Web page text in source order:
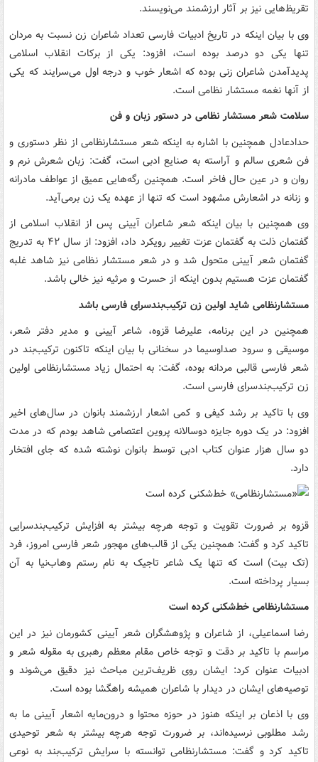
تقریظ‌هایی نیز بر آثار ارزشمند می‌نویسند.
وی با بیان اینکه در تاریخ ادبیات فارسی تعداد شاعران زن نسبت به مردان
تنها یکی دو درصد بوده است، افزود: یکی از برکات انقلاب اسلامی
پدیدآمدن شاعران زنی بوده که اشعار خوب و درجه اول می‌سرایند که یکی
از آنها نغمه مستشار نظامی است.
سلامت شعر مستشار نظامی در دستور زبان و فن
حدادعادل همچنین با اشاره به اینکه شعر مستشارنظامی از نظر دستوری و
فن شعری سالم و آراسته به صنایع ادبی است، گفت: زبان شعرش نرم و
روان و در عین حال فاخر است. همچنین رگه‌هایی عمیق از عواطف مادرانه
و زنانه در اشعارش مشهود است که تنها از عهده یک زن برمی‌آید.
وی همچنین با بیان اینکه شعر شاعران آیینی پس از انقلاب اسلامی از
گفتمان ذلت به گفتمان عزت تغییر رویکرد داد، افزود: از سال ۴۲ به تدریج
گفتمان شعر آیینی متحول شد و در شعر مستشار نظامی نیز شاهد غلبه
گفتمان عزت هستیم بدون اینکه از حسرت و مرثیه نیز خالی باشد.
مستشارنظامی شاید اولین زن ترکیب‌بندسرای فارسی باشد
همچنین در این برنامه، علیرضا قزوه، شاعر آیینی و مدیر دفتر شعر،
موسیقی و سرود صداوسیما در سخنانی با بیان اینکه تاکنون ترکیب‌بند در
شعر فارسی قالبی مردانه بوده، گفت: به احتمال زیاد مستشارنظامی اولین
زن ترکیب‌بندسرای فارسی است.
وی با تاکید بر رشد کیفی و کمی اشعار ارزشمند بانوان در سال‌های اخیر
افزود: در یک دوره جایزه دوسالانه پروین اعتصامی شاهد بودم که در مدت
دو سال هزار عنوان کتاب ادبی توسط بانوان نوشته شده که جای افتخار
دارد.
قزوه بر ضرورت تقویت و توجه هرچه بیشتر به افزایش ترکیب‌بندسرایی
تاکید کرد و گفت: همچنین یکی از قالب‌های مهجور شعر فارسی امروز، فرد
(تک بیت) است که تنها یک شاعر تاجیک به نام رستم وهاب‌نیا به آن
بسیار پرداخته است.
مستشارنظامی خط‌شکنی کرده است
رضا اسماعیلی، از شاعران و پژوهشگران شعر آیینی کشورمان نیز در این
مراسم با تاکید بر دقت و توجه خاص مقام معظم رهبری به مقوله شعر و
ادبیات عنوان کرد: ایشان روی ظریف‌ترین مباحث نیز دقیق می‌شوند و
توصیه‌های ایشان در دیدار با شاعران همیشه راهگشا بوده است.
وی با اذعان بر اینکه هنوز در حوزه محتوا و درون‌مایه اشعار آیینی ما به
رشد مطلوبی نرسیده‌اند، ‌بر ضرورت توجه هرچه بیشتر به شعر توحیدی
تاکید کرد و گفت: مستشارنظامی توانسته با سرایش ترکیب‌بند به نوعی